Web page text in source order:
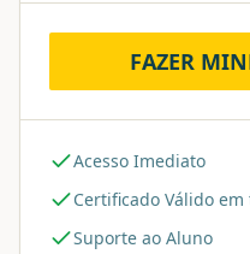
FAZER
Acesso Imediato
Certificado Válido
Suporte ao Aluno